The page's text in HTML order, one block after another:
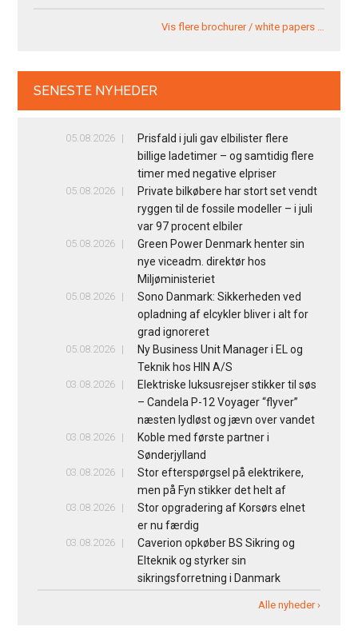
Vis flere brochurer / white papers …
SENESTE NYHEDER
05.08.2026
Prisfald i juli gav elbilister flere
billige ladetimer – og samtidig flere
timer med negative elpriser
05.08.2026
Private bilkøbere har stort set vendt
ryggen til de fossile modeller – i juli
var 97 procent elbiler
05.08.2026
Green Power Denmark henter sin
nye viceadm. direktør hos
Miljøministeriet
05.08.2026
Sono Danmark: Sikkerheden ved
opladning af elcykler bliver i alt for
grad ignoreret
05.08.2026
Ny Business Unit Manager i EL og
Teknik hos HIN A/S
03.08.2026
Elektriske luksusrejser stikker til søs
– Candela P-12 Voyager “flyver”
næsten lydløst og jævn over vandet
03.08.2026
Koble med første partner i
Sønderjylland
03.08.2026
Stor efterspørgsel på elektrikere,
men på Fyn stikker det helt af
03.08.2026
Stor opgradering af Korsørs elnet
er nu færdig
03.08.2026
Caverion opkøber BS Sikring og
Elteknik og styrker sin
sikringsforretning i Danmark
Alle nyheder ›